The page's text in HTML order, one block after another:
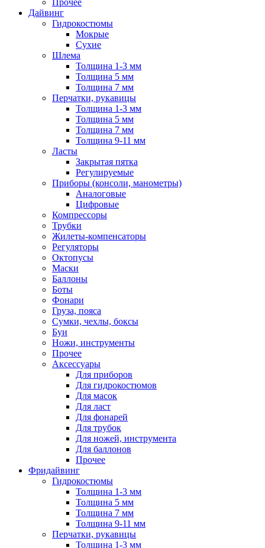
Прочее
Дайвинг
Гидрокостюмы
Мокрые
Сухие
Шлема
Толщина 1-3 мм
Толщина 5 мм
Толщина 7 мм
Перчатки, рукавицы
Толщина 1-3 мм
Толщина 5 мм
Толщина 7 мм
Толщина 9-11 мм
Ласты
Закрытая пятка
Регулируемые
Приборы (консоли, манометры)
Аналоговые
Цифровые
Компрессоры
Трубки
Жилеты-компенсаторы
Регуляторы
Октопусы
Маски
Баллоны
Боты
Фонари
Груза, пояса
Сумки, чехлы, боксы
Буи
Ножи, инструменты
Прочее
Аксессуары
Для приборов
Для гидрокостюмов
Для масок
Для ласт
Для фонарей
Для трубок
Для ножей, инструмента
Для баллонов
Прочее
Фридайвинг
Гидрокостюмы
Толщина 1-3 мм
Толщина 5 мм
Толщина 7 мм
Толщина 9-11 мм
Перчатки, рукавицы
Толщина 1-3 мм